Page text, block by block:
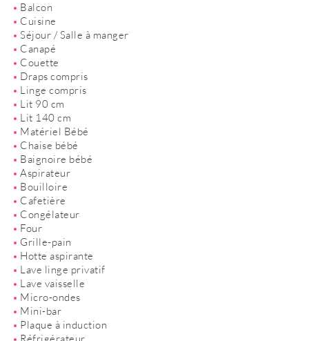
Balcon
Cuisine
Séjour / Salle à manger
Canapé
Couette
Draps compris
Linge compris
Lit 90 cm
Lit 140 cm
Matériel Bébé
Chaise bébé
Baignoire bébé
Aspirateur
Bouilloire
Cafetière
Congélateur
Four
Grille-pain
Hotte aspirante
Lave linge privatif
Lave vaisselle
Micro-ondes
Mini-bar
Plaque à induction